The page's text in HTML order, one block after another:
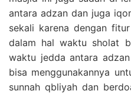
antara adzan dan juga
sekali karena dengan
dalam hal waktu sholat
waktu jedda antara
bisa menggunakannya
sunnah qbliyah dan